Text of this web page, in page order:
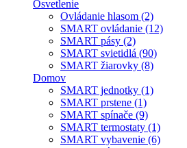
Osvetlenie
Ovládanie hlasom (2)
SMART ovládanie (12)
SMART pásy (2)
SMART svietidlá (90)
SMART žiarovky (8)
Domov
SMART jednotky (1)
SMART prstene (1)
SMART spínače (9)
SMART termostaty (1)
SMART vybavenie (6)